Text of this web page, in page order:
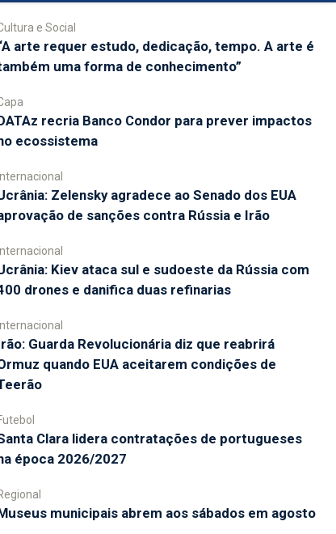
e Social
arte requer estudo, dedicação, tempo. A arte é
uma forma de conhecimento”
recria Banco Condor para prever impactos
ecossistema
Internacional
Zelensky agradece ao Senado dos EUA
de sanções contra Rússia e Irão
Internacional
Kiev ataca sul e sudoeste da Rússia com
drones e danifica duas refinarias
Internacional
Guarda Revolucionária diz que reabrirá
quando EUA aceitarem condições de
Clara lidera contratações de portugueses
época 2026/2027
municipais abrem aos sábados em agosto